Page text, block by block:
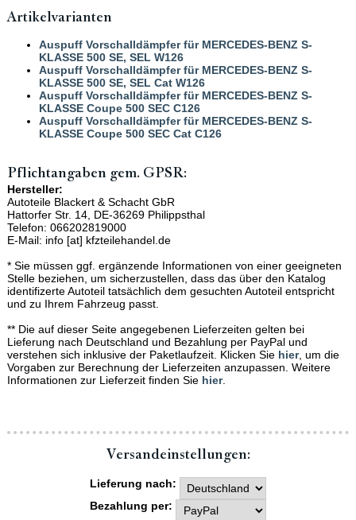
Artikelvarianten
Auspuff Vorschalldämpfer für MERCEDES-BENZ S-
KLASSE 500 SE, SEL W126
Auspuff Vorschalldämpfer für MERCEDES-BENZ S-
KLASSE 500 SE, SEL Cat W126
Auspuff Vorschalldämpfer für MERCEDES-BENZ S-
KLASSE Coupe 500 SEC C126
Auspuff Vorschalldämpfer für MERCEDES-BENZ S-
KLASSE Coupe 500 SEC Cat C126
Pflichtangaben gem. GPSR:
Hersteller:
Autoteile Blackert & Schacht GbR
Hattorfer Str. 14, DE-36269 Philippsthal
Telefon: 066202819000
E-Mail: info [at] kfzteilehandel.de
* Sie müssen ggf. ergänzende Informationen von einer geeigneten
Stelle beziehen, um sicherzustellen, dass das über den Katalog
identifizerte Autoteil tatsächlich dem gesuchten Autoteil entspricht
und zu Ihrem Fahrzeug passt.
** Die auf dieser Seite angegebenen Lieferzeiten gelten bei
Lieferung nach Deutschland und Bezahlung per PayPal und
verstehen sich inklusive der Paketlaufzeit. Klicken Sie hier, um die
Vorgaben zur Berechnung der Lieferzeiten anzupassen. Weitere
Informationen zur Lieferzeit finden Sie hier.
Versand­einstellungen:
Lieferung nach:
Bezahlung per: